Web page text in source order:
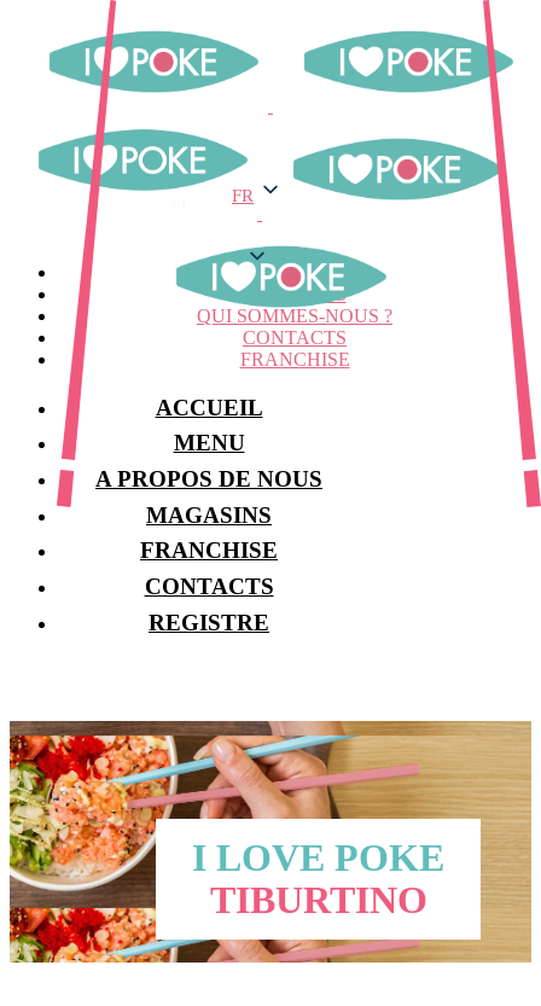
FR
MENU
MAGASINS
QUI SOMMES-NOUS ?
CONTACTS
FRANCHISE
ACCUEIL
MENU
A PROPOS DE NOUS
MAGASINS
FRANCHISE
CONTACTS
REGISTRE
I LOVE POKE
TIBURTINO